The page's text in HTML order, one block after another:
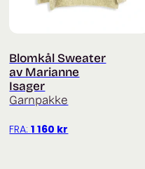
Blomkål Sweater
av Marianne
Isager
Garnpakke
FRA:1 160 kr